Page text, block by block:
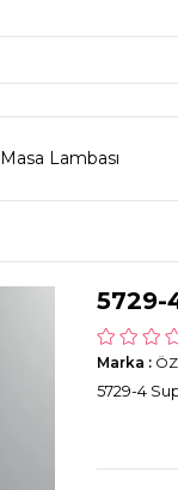
Masa Lambası
5729-
Marka :
5729-4